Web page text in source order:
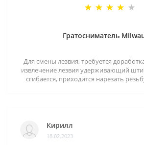
Гратосниматель
Для смены лезвия, требуется
извлечение лезвия удерживающий
сгибается, приходится нарезать
Кирилл
18.02.2023